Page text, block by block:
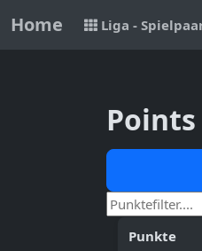
Home Liga -
Punkte